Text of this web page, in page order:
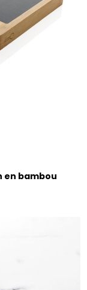
en bambou